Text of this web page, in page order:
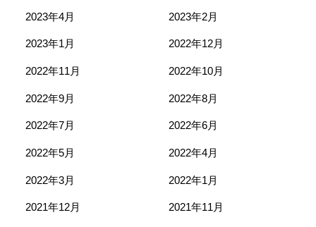
2023年4月 2023年2月
2023年1月 2022年12月
2022年11月 2022年10月
2022年9月 2022年8月
2022年7月 2022年6月
2022年5月 2022年4月
2022年3月 2022年1月
2021年12月 2021年11月